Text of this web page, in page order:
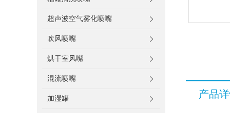
超声波空气雾化喷嘴
吹风喷嘴
烘干室风嘴
混流喷嘴
加湿罐 产品